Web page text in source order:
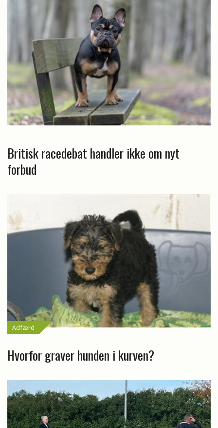
Britisk racedebat handler ikke om nyt
forbud
Adfærd
Hvorfor graver hunden i kurven?